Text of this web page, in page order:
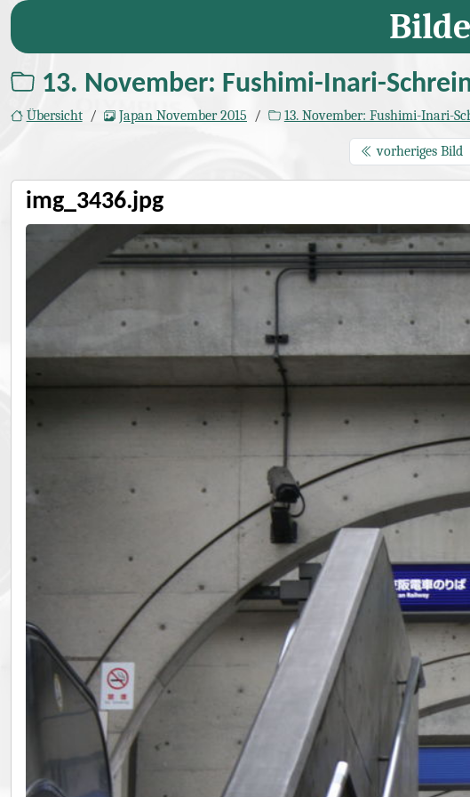
13. November: Fushimi-Inari-
Übersicht Japan November 2015 13. November: Fushimi-Inari-Schrein (Kyōto), Uji,
vorheriges Bild
img_3436.jpg